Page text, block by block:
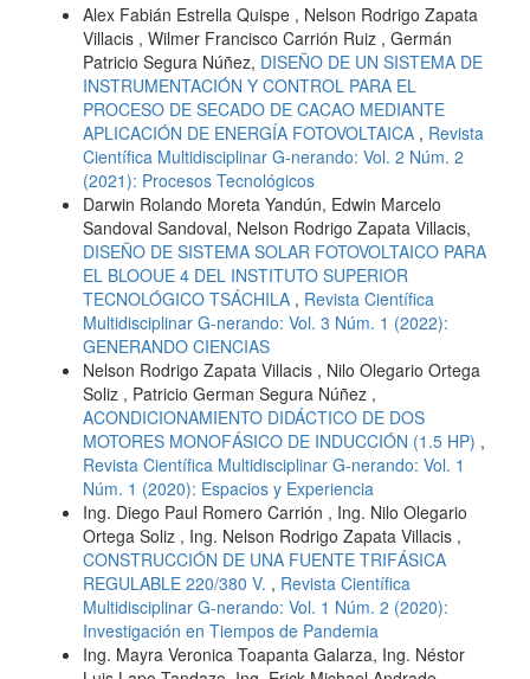
Alex Fabián Estrella Quispe , Nelson Rodrigo Zapata
Villacis , Wilmer Francisco Carrión Ruiz , Germán
Patricio Segura Núñez, DISEÑO DE UN SISTEMA DE
INSTRUMENTACIÓN Y CONTROL PARA EL
PROCESO DE SECADO DE CACAO MEDIANTE
APLICACIÓN DE ENERGÍA FOTOVOLTAICA , Revista
Científica Multidisciplinar G-nerando: Vol. 2 Núm. 2
(2021): Procesos Tecnológicos
Darwin Rolando Moreta Yandún, Edwin Marcelo
Sandoval Sandoval, Nelson Rodrigo Zapata Villacis,
DISEÑO DE SISTEMA SOLAR FOTOVOLTAICO PARA
EL BLOOUE 4 DEL INSTITUTO SUPERIOR
TECNOLÓGICO TSÁCHILA , Revista Científica
Multidisciplinar G-nerando: Vol. 3 Núm. 1 (2022):
GENERANDO CIENCIAS
Nelson Rodrigo Zapata Villacis , Nilo Olegario Ortega
Soliz , Patricio German Segura Núñez ,
ACONDICIONAMIENTO DIDÁCTICO DE DOS
MOTORES MONOFÁSICO DE INDUCCIÓN (1.5 HP) ,
Revista Científica Multidisciplinar G-nerando: Vol. 1
Núm. 1 (2020): Espacios y Experiencia
Ing. Diego Paul Romero Carrión , Ing. Nilo Olegario
Ortega Soliz , Ing. Nelson Rodrigo Zapata Villacis ,
CONSTRUCCIÓN DE UNA FUENTE TRIFÁSICA
REGULABLE 220/380 V. , Revista Científica
Multidisciplinar G-nerando: Vol. 1 Núm. 2 (2020):
Investigación en Tiempos de Pandemia
Ing. Mayra Veronica Toapanta Galarza, Ing. Néstor